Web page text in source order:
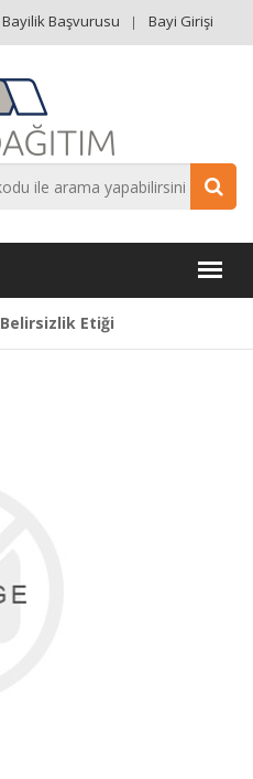
Bayilik Başvurusu Bayi Girişi
Belirsizlik Etiği